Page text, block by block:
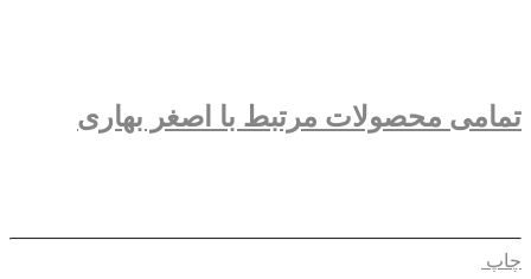
تمامی محصولات مرتبط با اصغر بهاری
چاپ